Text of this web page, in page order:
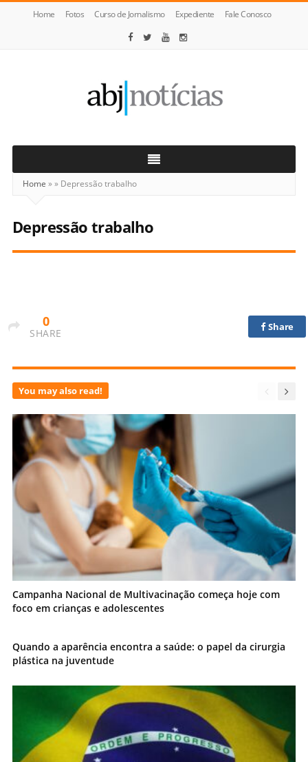
Home Fotos Curso de Jornalismo Expediente Fale Conosco
Notícias
Home »» Depressão trabalho
Depressão trabalho
0
SHARE
Share
You may also read!
Campanha Nacional de Multivacinação começa hoje com
foco em crianças e adolescentes
Quando a aparência encontra a saúde: o papel da cirurgia
plástica na juventude